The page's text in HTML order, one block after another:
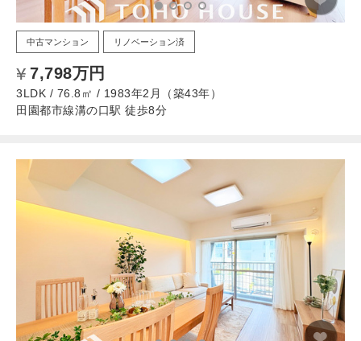
中古マンション リノベーション済
7,798万円
3LDK / 76.8㎡ / 1983年2月（築43年）
田園都市線溝の口駅 徒歩8分